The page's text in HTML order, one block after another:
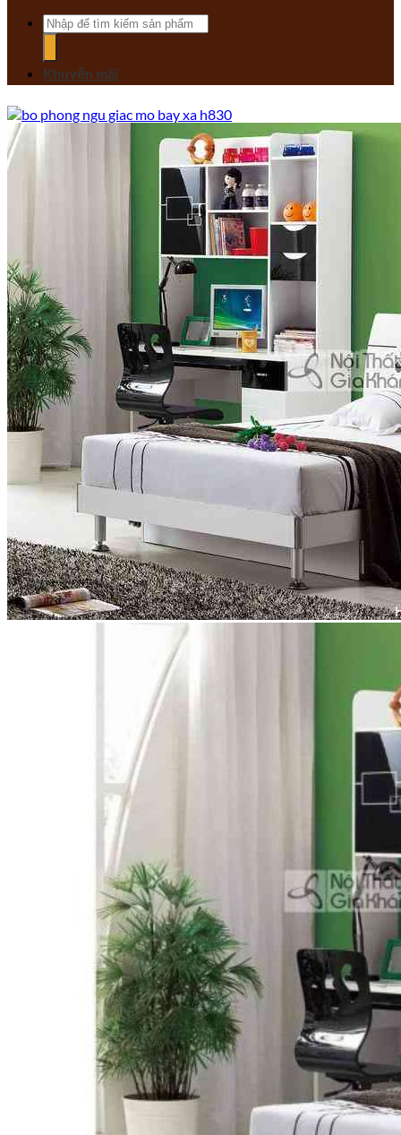
Tìm
kiếm:
Khuyến mãi